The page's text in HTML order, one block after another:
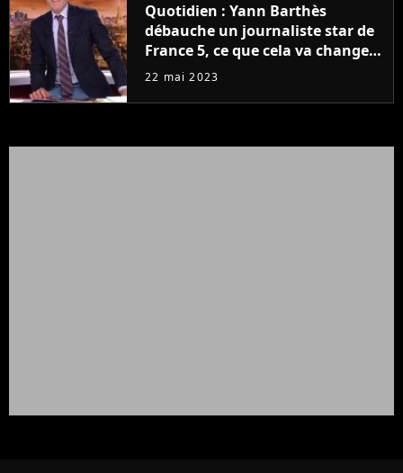
Quotidien : Yann Barthès
débauche un journaliste star de
France 5, ce que cela va changer
à la rentrée
22 mai 2023